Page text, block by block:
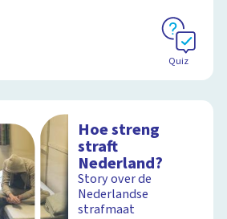
Schoolplaat
Quiz
Hoe streng
straft
Nederland?
Story over de
Nederlandse
strafmaat